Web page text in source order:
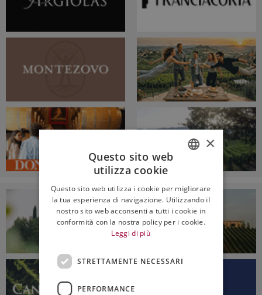
ENGLISH
×
Questo sito web
utilizza cookie
Questo sito web utilizza i cookie per migliorare
la tua esperienza di navigazione. Utilizzando il
nostro sito web acconsenti a tutti i cookie in
conformità con la nostra policy per i cookie.
Leggi di più
STRETTAMENTE NECESSARI
PERFORMANCE